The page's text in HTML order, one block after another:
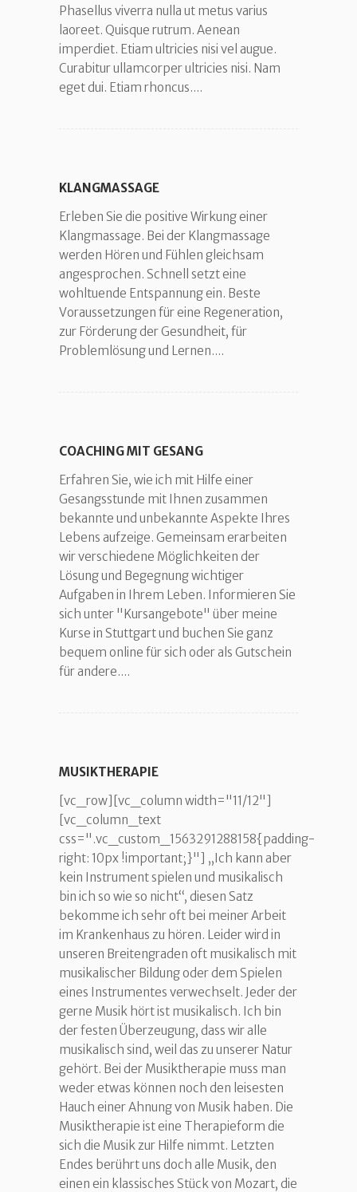
Phasellus viverra nulla ut metus varius
laoreet. Quisque rutrum. Aenean
imperdiet. Etiam ultricies nisi vel augue.
Curabitur ullamcorper ultricies nisi. Nam
eget dui. Etiam rhoncus....
KLANGMASSAGE
Erleben Sie die positive Wirkung einer
Klangmassage. Bei der Klangmassage
werden Hören und Fühlen gleichsam
angesprochen. Schnell setzt eine
wohltuende Entspannung ein. Beste
Voraussetzungen für eine Regeneration,
zur Förderung der Gesundheit, für
Problemlösung und Lernen....
COACHING MIT GESANG
Erfahren Sie, wie ich mit Hilfe einer
Gesangsstunde mit Ihnen zusammen
bekannte und unbekannte Aspekte Ihres
Lebens aufzeige. Gemeinsam erarbeiten
wir verschiedene Möglichkeiten der
Lösung und Begegnung wichtiger
Aufgaben in Ihrem Leben. Informieren Sie
sich unter "Kursangebote" über meine
Kurse in Stuttgart und buchen Sie ganz
bequem online für sich oder als Gutschein
für andere....
MUSIKTHERAPIE
[vc_row][vc_column width="11/12"]
[vc_column_text
css=".vc_custom_1563291288158{padding-
right: 10px !important;}"] „Ich kann aber
kein Instrument spielen und musikalisch
bin ich so wie so nicht“, diesen Satz
bekomme ich sehr oft bei meiner Arbeit
im Krankenhaus zu hören. Leider wird in
unseren Breitengraden oft musikalisch mit
musikalischer Bildung oder dem Spielen
eines Instrumentes verwechselt. Jeder der
gerne Musik hört ist musikalisch. Ich bin
der festen Überzeugung, dass wir alle
musikalisch sind, weil das zu unserer Natur
gehört. Bei der Musiktherapie muss man
weder etwas können noch den leisesten
Hauch einer Ahnung von Musik haben. Die
Musiktherapie ist eine Therapieform die
sich die Musik zur Hilfe nimmt. Letzten
Endes berührt uns doch alle Musik, den
einen ein klassisches Stück von Mozart, die